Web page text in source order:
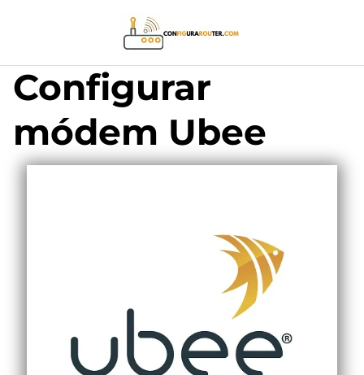
Configurar
módem Ubee